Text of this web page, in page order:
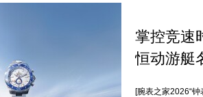
掌控竞速
恒动游艇
[腕表之家2026“